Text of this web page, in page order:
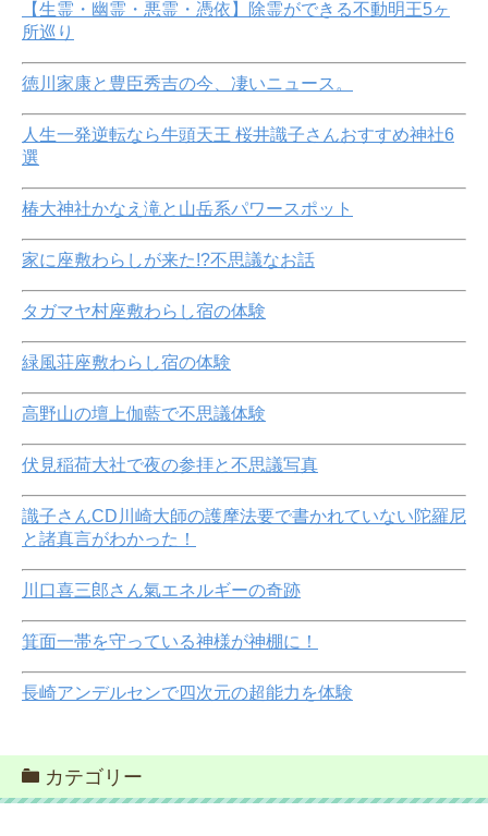
【生霊・幽霊・悪霊・憑依】除霊ができる不動明王5ヶ
所巡り
徳川家康と豊臣秀吉の今、凄いニュース。
人生一発逆転なら牛頭天王 桜井識子さんおすすめ神社6
選
椿大神社かなえ滝と山岳系パワースポット
家に座敷わらしが来た!?不思議なお話
タガマヤ村座敷わらし宿の体験
緑風荘座敷わらし宿の体験
高野山の壇上伽藍で不思議体験
伏見稲荷大社で夜の参拝と不思議写真
識子さんCD川崎大師の護摩法要で書かれていない陀羅尼
と諸真言がわかった！
川口喜三郎さん氣エネルギーの奇跡
箕面一帯を守っている神様が神棚に！
長崎アンデルセンで四次元の超能力を体験
カテゴリー